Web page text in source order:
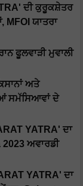
ਦੀ ਕੁਰੂਕਸ਼ੇਤਰ
ਯਾਤਰਾ
ਫੂਲਵਾੜੀ ਮੁਵਾਲੀ
ਅਤੇ
ਸਮੱਸਿਆਵਾਂ ਦੇ
YATRA' ਦਾ
ਅਵਾਰਡੀ
YATRA' ਦਾ